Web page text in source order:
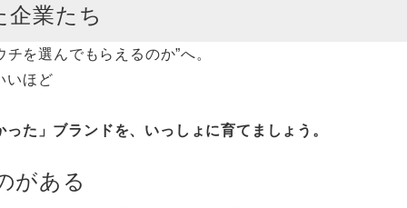
企業たち
を選んでもらえるのか”へ。
いほど
った」ブランドを、いっしょに育てましょう。
がある